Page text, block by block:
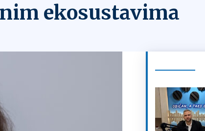
ekosustavima